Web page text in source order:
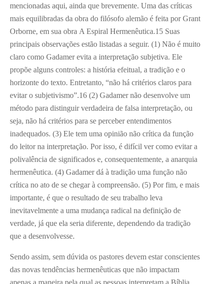
mencionadas aqui, ainda que brevemente. Uma das críticas
mais equilibradas da obra do filósofo alemão é feita por Grant
Orborne, em sua obra A Espiral Hermenêutica.15 Suas
principais observações estão listadas a seguir. (1) Não é muito
claro como Gadamer evita a interpretação subjetiva. Ele
propõe alguns controles: a história efeitual, a tradição e o
horizonte do texto. Entretanto, “não há critérios claros para
evitar o subjetivismo”.16 (2) Gadamer não desenvolve um
método para distinguir verdadeira de falsa interpretação, ou
seja, não há critérios para se perceber entendimentos
inadequados. (3) Ele tem uma opinião não crítica da função
do leitor na interpretação. Por isso, é difícil ver como evitar a
polivalência de significados e, consequentemente, a anarquia
hermenêutica. (4) Gadamer dá à tradição uma função não
crítica no ato de se chegar à compreensão. (5) Por fim, e mais
importante, é que o resultado de seu trabalho leva
inevitavelmente a uma mudança radical na definição de
verdade, já que ela seria diferente, dependendo da tradição
que a desenvolvesse.
Sendo assim, sem dúvida os pastores devem estar conscientes
das novas tendências hermenêuticas que não impactam